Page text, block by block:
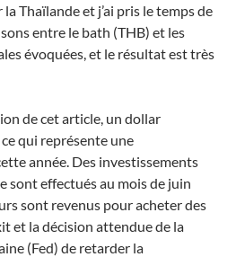
Thaïlande et j’ai pris le temps de
entre le bath (THB) et les
évoquées, et le résultat est très
de cet article, un dollar
qui représente une
année. Des investissements
sont effectués au mois de juin
sont revenus pour acheter des
et la décision attendue de la
(Fed) de retarder la